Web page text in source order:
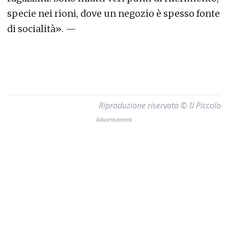
specie nei rioni, dove un negozio è spesso fonte
di socialità». —
Riproduzione riservata © Il Piccolo